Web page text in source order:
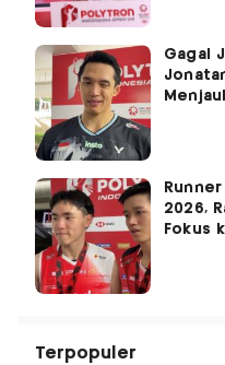
Gagal
2026,
Fokus
Terpopuler